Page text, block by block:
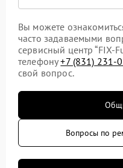
Вы можете
часто задаваемыми
сервисный центр “FIX-
телефону+7 (831) 231-
свой вопрос.
Вопросы по